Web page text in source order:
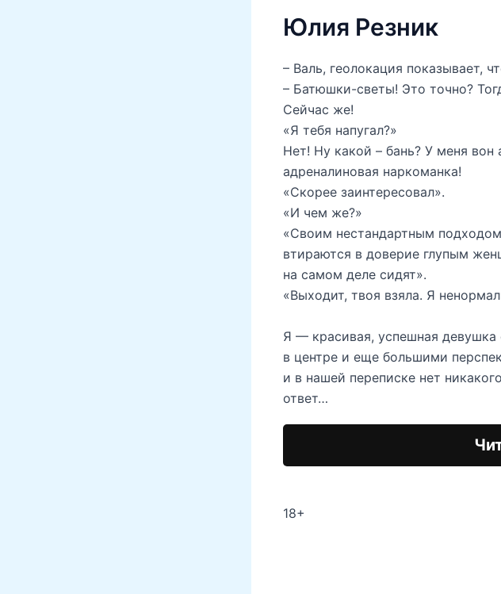
Юлия Резник
– Валь, геолокация показывает,
– Батюшки-светы! Это точно?
Сейчас же!
«Я тебя напугал?»
Нет! Ну какой – бань? У меня
адреналиновая наркоманка!
«Скорее заинтересовал».
«И чем же?»
«Своим нестандартным
втираются в доверие глупым
на самом деле сидят».
«Выходит, твоя взяла. Я
Я — красивая, успешная
в центре и еще большими
и в нашей переписке нет
ответ…
18+